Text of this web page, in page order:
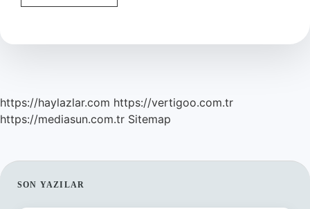
Ingilizcesi
https://haylazlar.com https://vertigoo.com.tr
https://mediasun.com.tr Sitemap
SIDEBAR
SON YAZILAR